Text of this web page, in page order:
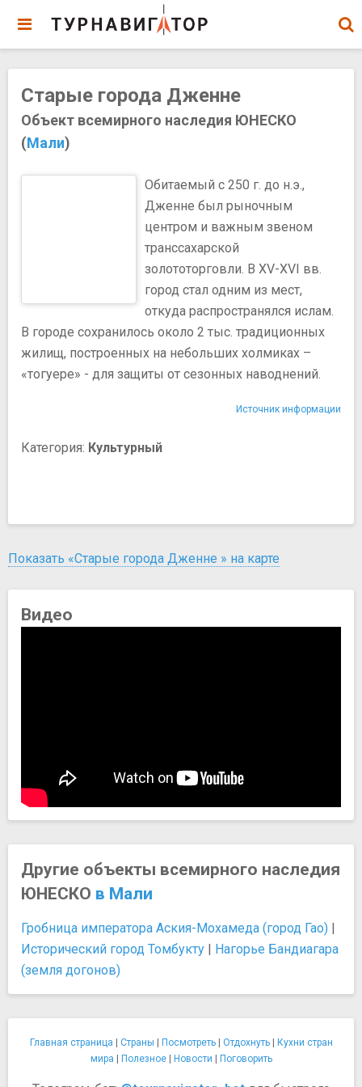
Старые города Дженне
Объект всемирного наследия ЮНЕСКО
(Мали)
Обитаемый с 250 г. до н.э.,
Дженне был рыночным
центром и важным звеном
транссахарской
золототорговли. В XV-XVI вв.
город стал одним из мест,
откуда распространялся ислам.
В городе сохранилось около 2 тыс. традиционных
жилищ, построенных на небольших холмиках –
«тогуере» - для защиты от сезонных наводнений.
Источник информации
Категория: Культурный
Показать «Старые города Дженне » на карте
Видео
Другие объекты всемирного наследия
ЮНЕСКО в Мали
Гробница императора Аския-Мохамеда (город Гао) |
Исторический город Томбукту | Нагорье Бандиагара
(земля догонов)
Главная страница | Страны | Посмотреть| Отдохнуть| Кухни стран
мира | Полезное| Новости | Поговорить